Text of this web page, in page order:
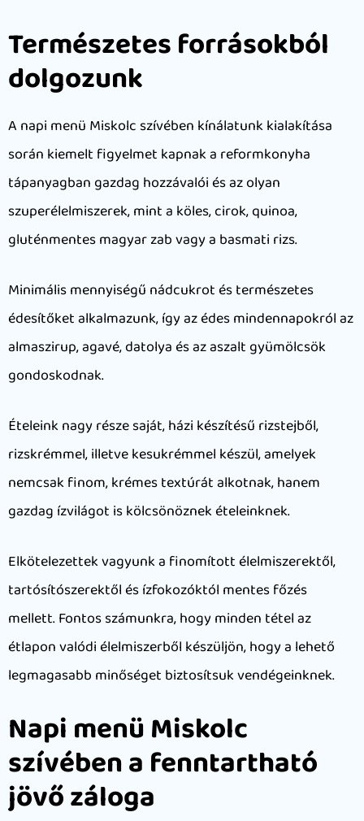
Természetes forrásokból
dolgozunk
A napi menü Miskolc szívében kínálatunk kialakítása
során kiemelt figyelmet kapnak a reformkonyha
tápanyagban gazdag hozzávalói és az olyan
szuperélelmiszerek, mint a köles, cirok, quinoa,
gluténmentes magyar zab vagy a basmati rizs.
Minimális mennyiségű nádcukrot és természetes
édesítőket alkalmazunk, így az édes mindennapokról az
almaszirup, agavé, datolya és az aszalt gyümölcsök
gondoskodnak.
Ételeink nagy része saját, házi készítésű rizstejből,
rizskrémmel, illetve kesukrémmel készül, amelyek
nemcsak finom, krémes textúrát alkotnak, hanem
gazdag ízvilágot is kölcsönöznek ételeinknek.
Elkötelezettek vagyunk a finomított élelmiszerektől,
tartósítószerektől és ízfokozóktól mentes főzés
mellett. Fontos számunkra, hogy minden tétel az
étlapon valódi élelmiszerből készüljön, hogy a lehető
legmagasabb minőséget biztosítsuk vendégeinknek.
Napi menü Miskolc
szívében a fenntartható
jövő záloga